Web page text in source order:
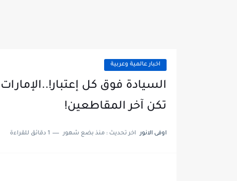
اخبار عالمية وعربية
السيادة فوق كل
تكن آخر المقاطعين!
اوفى الانور اخر تحديث : منذ بضع شهور 1 دقائق للقراءة